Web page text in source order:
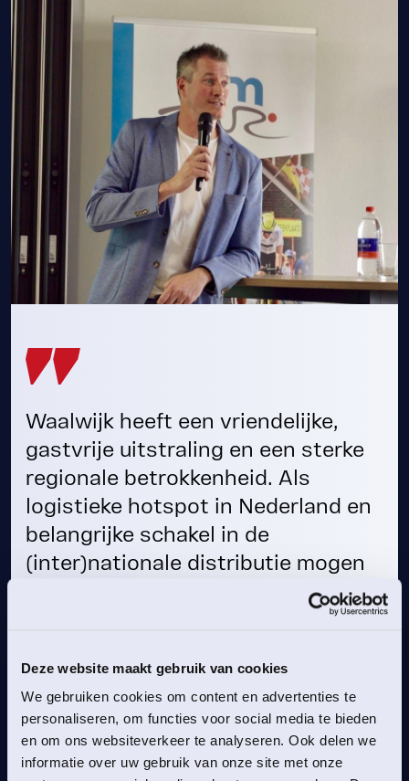
Deze website maakt gebruik van cookies
We gebruiken cookies om content en advertenties te
personaliseren, om functies voor social media te bieden
en om ons websiteverkeer te analyseren. Ook delen we
informatie over uw gebruik van onze site met onze
Waalwijk heeft een vriendelijke,
gastvrije uitstraling en een sterke
regionale betrokkenheid. Als
logistieke hotspot in Nederland en
belangrijke schakel in de
(inter)nationale distributie mogen
toonaangevende stad noemen. We
ZLM Tour 2026!”
EELCO FRANCKAERT
Manager ZLM Tour namens LPC